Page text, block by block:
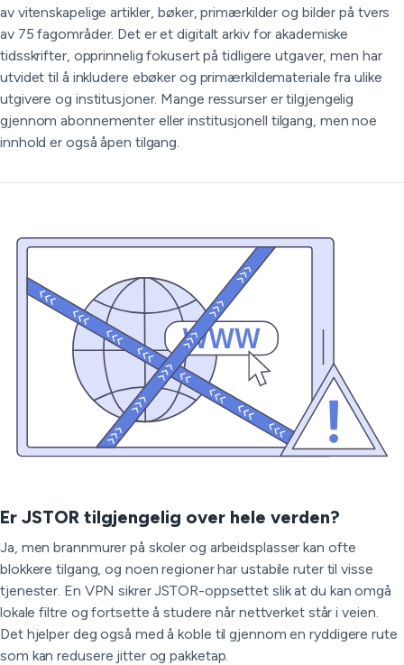
av vitenskapelige artikler, bøker, primærkilder og bilder på tvers
av 75 fagområder. Det er et digitalt arkiv for akademiske
tidsskrifter, opprinnelig fokusert på tidligere utgaver, men har
utvidet til å inkludere ebøker og primærkildemateriale fra ulike
utgivere og institusjoner. Mange ressurser er tilgjengelig
gjennom abonnementer eller institusjonell tilgang, men noe
innhold er også åpen tilgang.
Er JSTOR tilgjengelig over hele verden?
Ja, men brannmurer på skoler og arbeidsplasser kan ofte
blokkere tilgang, og noen regioner har ustabile ruter til visse
tjenester. En VPN sikrer JSTOR-oppsettet slik at du kan omgå
lokale filtre og fortsette å studere når nettverket står i veien.
Det hjelper deg også med å koble til gjennom en ryddigere rute
som kan redusere jitter og pakketap.